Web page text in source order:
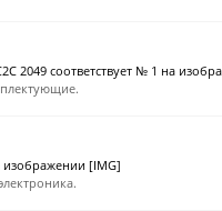
2049 соответствует № 1 на
изображении [IMG]